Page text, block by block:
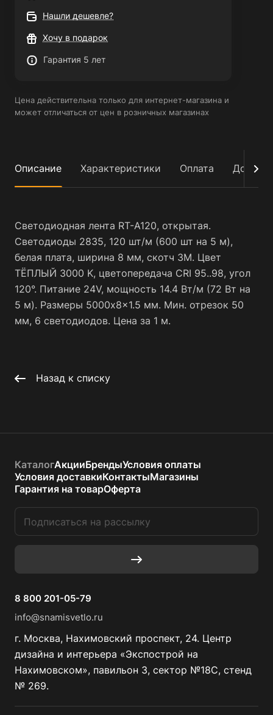
Нашли дешевле?
Хочу в подарок
Гарантия 5 лет
Цена действительна только для интернет-магазина и
может отличаться от цен в розничных магазинах
Описание Характеристики Оплата
Светодиодная лента RT-A120, открытая.
Светодиоды 2835, 120 шт/м (600 шт на 5 м),
белая плата, ширина 8 мм, скотч 3M. Цвет
ТЁПЛЫЙ 3000 K, цветопередача CRI 95..98, угол
120°. Питание 24V, мощность 14.4 Вт/м (72 Вт на
5 м). Размеры 5000x8x1.5 мм. Мин. отрезок 50
мм, 6 светодиодов. Цена за 1 м.
Назад к списку
КаталогАкцииБрендыУсловия оплаты
Условия доставкиКонтактыМагазины
Гарантия на товарОферта
8 800 201-05-79
info@snamisvetlo.ru
г. Москва, Нахимовский проспект, 24. Центр
дизайна и интерьера «Экспострой на
Нахимовском», павильон 3, сектор №18С, стенд
№ 269.